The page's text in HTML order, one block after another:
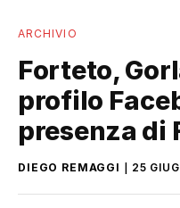
ARCHIVIO
Forteto,
profilo
presenza di
DIEGO REMAGGI 25